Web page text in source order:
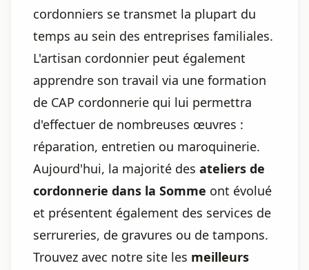
cordonniers se transmet la plupart du
temps au sein des entreprises familiales.
L'artisan cordonnier peut également
apprendre son travail via une formation
de CAP cordonnerie qui lui permettra
d'effectuer de nombreuses œuvres :
réparation, entretien ou maroquinerie.
Aujourd'hui, la majorité des ateliers de
cordonnerie dans la Somme ont évolué
et présentent également des services de
serrureries, de gravures ou de tampons.
Trouvez avec notre site les meilleurs